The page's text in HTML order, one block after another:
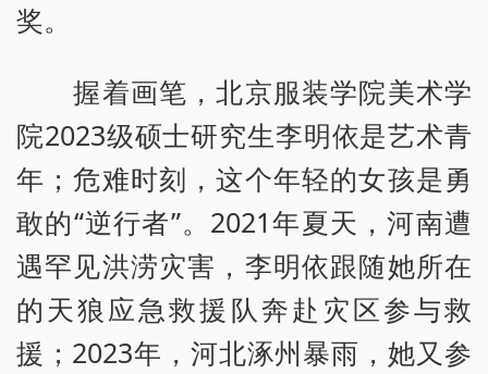
奖。
握着画笔，北京服装学院美术学
院2023级硕士研究生李明依是艺术青
年；危难时刻，这个年轻的女孩是勇
敢的“逆行者”。2021年夏天，河南遭
遇罕见洪涝灾害，李明依跟随她所在
的天狼应急救援队奔赴灾区参与救
援；2023年，河北涿州暴雨，她又参